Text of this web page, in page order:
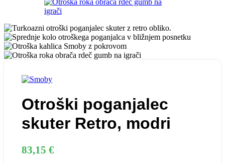
Otroški poganjalec
skuter Retro, modri
83,15 €